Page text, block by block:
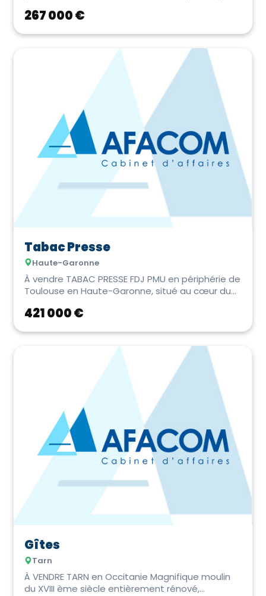
267 000 €
Tabac Presse
Haute-Garonne
À vendre TABAC PRESSE FDJ PMU en périphérie de
Toulouse en Haute-Garonne, situé au cœur du
421 000 €
Gîtes
Tarn
À VENDRE TARN en Occitanie Magnifique moulin
du XVIII ème siècle entièrement rénové,